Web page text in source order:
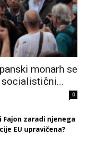
monarh se
0
zaradi njenega
EU upravičena?